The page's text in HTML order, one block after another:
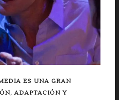
ES UNA GRAN
ADAPTACIÓN Y